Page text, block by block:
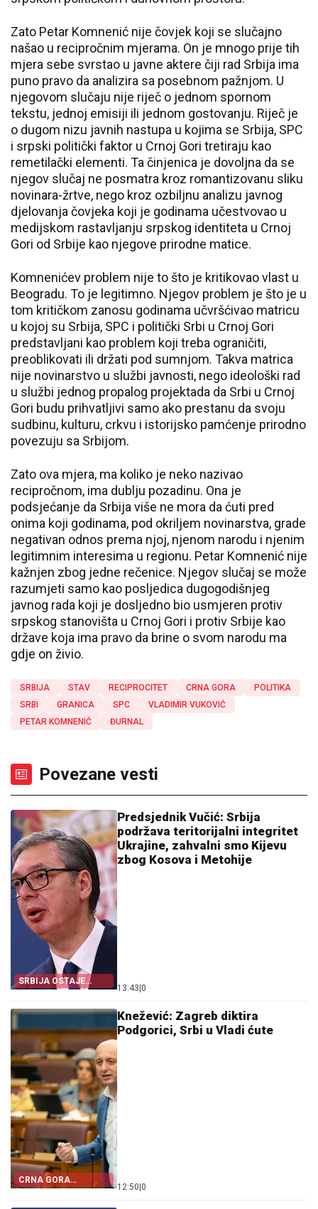
Zato Petar Komnenić nije čovjek koji se slučajno
našao u recipročnim mjerama. On je mnogo prije tih
mjera sebe svrstao u javne aktere čiji rad Srbija ima
puno pravo da analizira sa posebnom pažnjom. U
njegovom slučaju nije riječ o jednom spornom
tekstu, jednoj emisiji ili jednom gostovanju. Riječ je
o dugom nizu javnih nastupa u kojima se Srbija, SPC
i srpski politički faktor u Crnoj Gori tretiraju kao
remetilački elementi. Ta činjenica je dovoljna da se
njegov slučaj ne posmatra kroz romantizovanu sliku
novinara-žrtve, nego kroz ozbiljnu analizu javnog
djelovanja čovjeka koji je godinama učestvovao u
medijskom rastavljanju srpskog identiteta u Crnoj
Gori od Srbije kao njegove prirodne matice.
Komnenićev problem nije to što je kritikovao vlast u
Beogradu. To je legitimno. Njegov problem je što je u
tom kritičkom zanosu godinama učvršćivao matricu
u kojoj su Srbija, SPC i politički Srbi u Crnoj Gori
predstavljani kao problem koji treba ograničiti,
preoblikovati ili držati pod sumnjom. Takva matrica
nije novinarstvo u službi javnosti, nego ideološki rad
u službi jednog propalog projektada da Srbi u Crnoj
Gori budu prihvatljivi samo ako prestanu da svoju
sudbinu, kulturu, crkvu i istorijsko pamćenje prirodno
povezuju sa Srbijom.
Zato ova mjera, ma koliko je neko nazivao
recipročnom, ima dublju pozadinu. Ona je
podsjećanje da Srbija više ne mora da ćuti pred
onima koji godinama, pod okriljem novinarstva, grade
negativan odnos prema njoj, njenom narodu i njenim
legitimnim interesima u regionu. Petar Komnenić nije
kažnjen zbog jedne rečenice. Njegov slučaj se može
razumjeti samo kao posljedica dugogodišnjeg
javnog rada koji je dosljedno bio usmjeren protiv
srpskog stanovišta u Crnoj Gori i protiv Srbije kao
države koja ima pravo da brine o svom narodu ma
gdje on živio.
SRBIJA STAV RECIPROCITET CRNA GORA
POLITIKA
SRBI
GRANICA SPC
VLADIMIR VUKOVIĆ
PETAR KOMNENIĆ
ĐURNAL
Povezane vesti
SRBIJA OSTAJE
DOSLJEDNA POVELJI
Predsjednik Vučić: Srbija
podržava teritorijalni integritet
Ukrajine, zahvalni smo Kijevu
zbog Kosova i Metohije
13:43 0
CRNA GORA
POSTALA TALAC
Knežević: Zagreb diktira
Podgorici, Srbi u Vladi ćute
12:50 0